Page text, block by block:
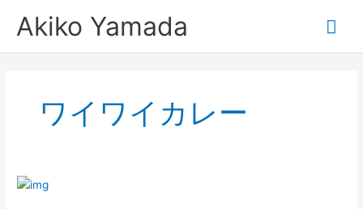
Akiko Yamada
メ
イ
ワイワイカレー
土